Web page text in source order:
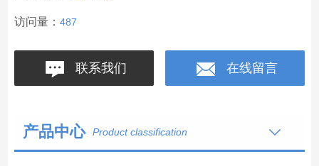
访问量： 487
联系我们 在线留言
产品中心 Product classification